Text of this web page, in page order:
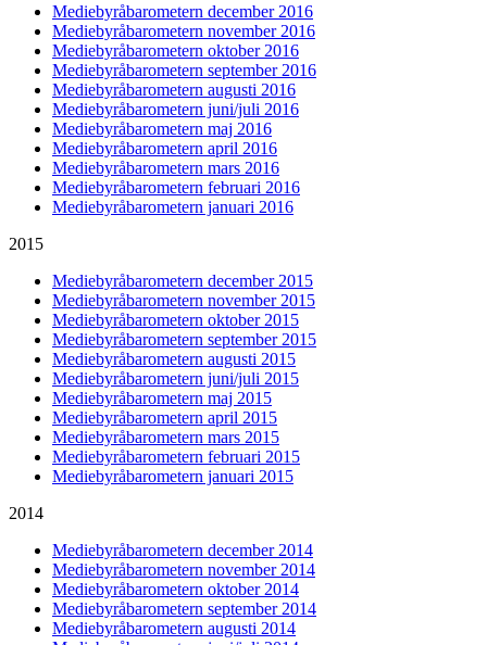
Mediebyråbarometern december 2016
Mediebyråbarometern november 2016
Mediebyråbarometern oktober 2016
Mediebyråbarometern september 2016
Mediebyråbarometern augusti 2016
Mediebyråbarometern juni/juli 2016
Mediebyråbarometern maj 2016
Mediebyråbarometern april 2016
Mediebyråbarometern mars 2016
Mediebyråbarometern februari 2016
Mediebyråbarometern januari 2016
2015
Mediebyråbarometern december 2015
Mediebyråbarometern november 2015
Mediebyråbarometern oktober 2015
Mediebyråbarometern september 2015
Mediebyråbarometern augusti 2015
Mediebyråbarometern juni/juli 2015
Mediebyråbarometern maj 2015
Mediebyråbarometern april 2015
Mediebyråbarometern mars 2015
Mediebyråbarometern februari 2015
Mediebyråbarometern januari 2015
2014
Mediebyråbarometern december 2014
Mediebyråbarometern november 2014
Mediebyråbarometern oktober 2014
Mediebyråbarometern september 2014
Mediebyråbarometern augusti 2014